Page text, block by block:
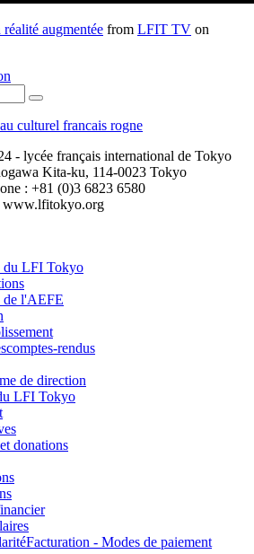
augmentée from LFIT TV on
- lycée français international de Tokyo
Kita-ku, 114-0023 Tokyo
: +81 (0)3 6823 6580
www.lfitokyo.org
du LFI Tokyo
de l'AEFE
comptes-rendus
de direction
LFI Tokyo
donations
Facturation - Modes de paiement